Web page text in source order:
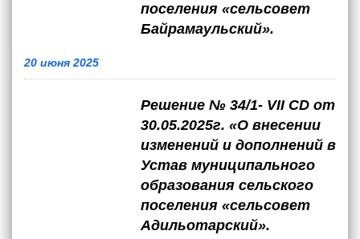
поселения «сельсовет
Байрамаульский».
20 июня 2025
Решение № 34/1- VII CD от
30.05.2025г. «О внесении
изменений и дополнений в
Устав муниципального
образования сельского
поселения «сельсовет
Адильотарский».